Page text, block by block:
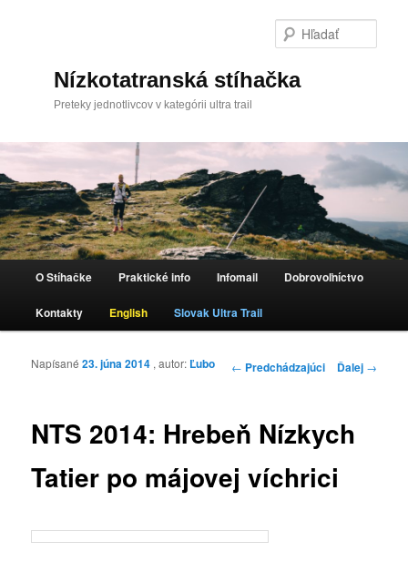
Nízkotatranská stíhačka
Preteky jednotlivcov v kategórii ultra trail
Hlavné menu
Preskočiť na primárny obsah
O Stíhačke Praktické info Infomail Dobrovoľníctvo
Kontakty English Slovak Ultra Trail
Navigácia článkami
← Predchádzajúci Ďalej →
NTS 2014: Hrebeň Nízkych
Tatier po májovej víchrici
Napísané23. júna 2014 , autor: Ľubo